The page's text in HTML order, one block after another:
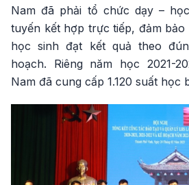
Nam đã phải tổ chức dạy –
tuyến kết hợp trực tiếp, đảm
học sinh đạt kết quả theo
hoạch. Riêng năm học 2021-
Nam đã cung cấp 1.120 suất học